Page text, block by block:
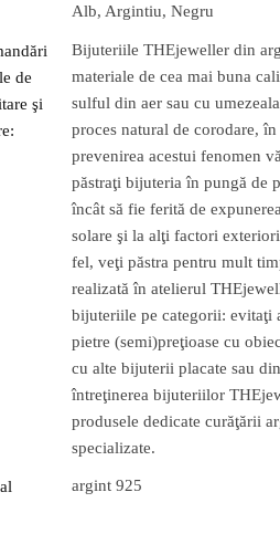
Alb, Argintiu, Negru
de
şi
Bijuteriile THEjeweller din
materiale de cea mai buna
sulful din aer sau cu
proces natural de corodare,
prevenirea acestui fenomen
păstraţi bijuteria în pungă de
încât să fie ferită de
solare şi la alţi factori
fel, veţi păstra pentru mult
realizată în atelierul
bijuteriile pe categorii: evitaţi
pietre (semi)preţioase cu
cu alte bijuterii placate sau
întreţinerea bijuteriilor
produsele dedicate curăţării
specializate.
argint 925